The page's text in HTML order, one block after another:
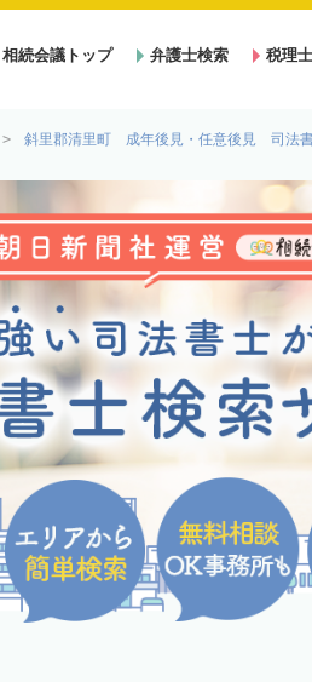
相続会議トップ 弁護士検索 税理
斜里郡清里町 成年後見・任意後見 司法